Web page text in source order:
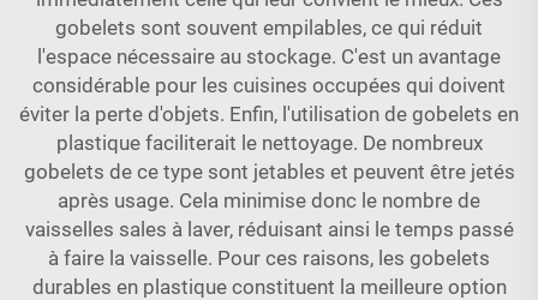
gobelets sont souvent empilables, ce qui réduit
l'espace nécessaire au stockage. C'est un avantage
considérable pour les cuisines occupées qui doivent
éviter la perte d'objets. Enfin, l'utilisation de gobelets en
plastique faciliterait le nettoyage. De nombreux
gobelets de ce type sont jetables et peuvent être jetés
après usage. Cela minimise donc le nombre de
vaisselles sales à laver, réduisant ainsi le temps passé
à faire la vaisselle. Pour ces raisons, les gobelets
durables en plastique constituent la meilleure option